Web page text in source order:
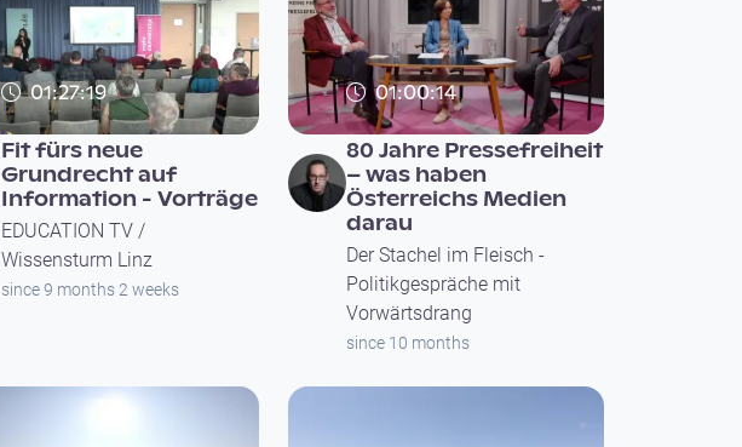
01:27:19
Fit fürs neue
Grundrecht auf
Information - Vorträge
EDUCATION TV /
Wissensturm Linz
since 9 months 2 weeks
01:00:14
80 Jahre Pressefreiheit
– was haben
Österreichs Medien
darau
Der Stachel im Fleisch -
Politikgespräche mit
Vorwärtsdrang
since 10 months